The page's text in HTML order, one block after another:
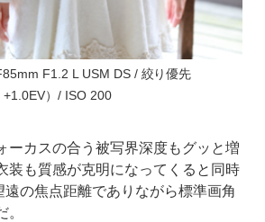
F1.2 L USM DS / 絞り優先
）/ ISO 200
ーカスの合う被写界深度もグッと増
装も質感が克明になってくると同時
遠の焦点距離でありながら標準画角